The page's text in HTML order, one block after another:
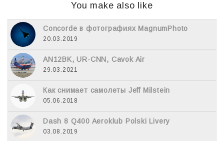
You make also like
Concorde в фотографиях MagnumPhoto
20.03.2019
AN12BK, UR-CNN, Cavok Air
29.03.2021
Как снимает самолеты Jeff Milstein
05.06.2018
Dash 8 Q400 Aeroklub Polski Livery
03.08.2019